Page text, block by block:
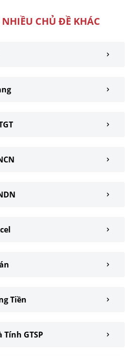
CHỦ ĐỀ KHÁC
Tiền
Tính GTSP